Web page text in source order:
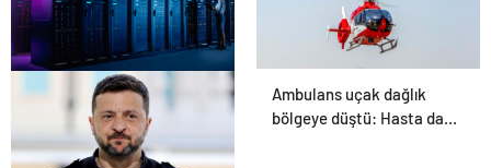
Datahost İle Güvenilir
Sunucu Hizmetleri
Ambulans uçak dağlık
bölgeye düştü: Hasta da